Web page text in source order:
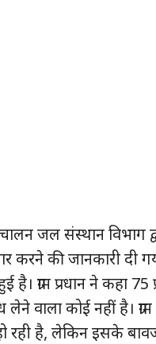
जल संस्थान विभाग
करने की जानकारी
ग्राम प्रधान ने कहा
वाला कोई नहीं है।
है, लेकिन इसके